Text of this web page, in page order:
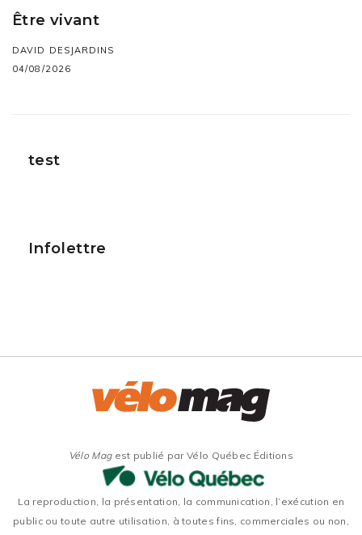
Être vivant
DAVID DESJARDINS
04/08/2026
test
Infolettre
Vélo Magest publié par Vélo Québec Éditions
La reproduction, la présentation, la communication, l’exécution en
public ou toute autre utilisation, à toutes fins, commerciales ou non,